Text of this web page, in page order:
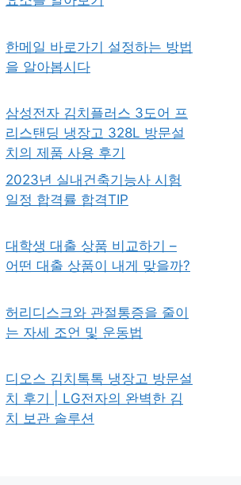
한메일 바로가기 설정하는 방법
을 알아봅시다
삼성전자 김치플러스 3도어 프
리스탠딩 냉장고 328L 방문설
치의 제품 사용 후기
2023년 실내건축기능사 시험
일정 합격률 합격TIP
대학생 대출 상품 비교하기 –
어떤 대출 상품이 내게 맞을까?
허리디스크와 관절통증을 줄이
는 자세 조언 및 운동법
디오스 김치톡톡 냉장고 방문설
치 후기 | LG전자의 완벽한 김
치 보관 솔루션